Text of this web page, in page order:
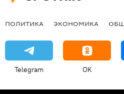
ПОЛИТИКА ЭКОНОМИКА
Telegram OK